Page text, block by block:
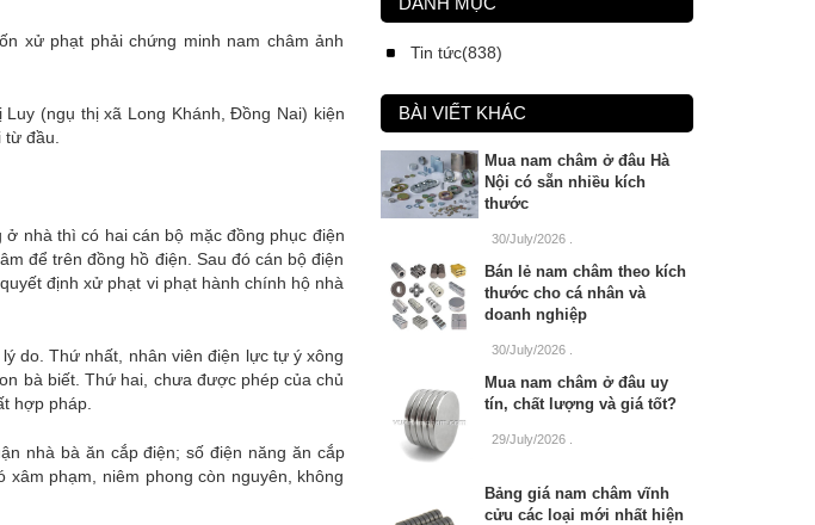
xử phạt phải chứng minh nam châm ảnh
(ngụ thị xã Long Khánh, Đồng Nai) kiện
đầu.
nhà thì có hai cán bộ mặc đồng phục điện
để trên đồng hồ điện. Sau đó cán bộ điện
định xử phạt vi phạt hành chính hộ nhà
do. Thứ nhất, nhân viên điện lực tự ý xông
bà biết. Thứ hai, chưa được phép của chủ
hợp pháp.
nhà bà ăn cắp điện; số điện năng ăn cắp
phạm, niêm phong còn nguyên, không
Tin tức(838)
BÀI VIẾT KHÁC
Mua nam châm ở đâu Hà
Nội có sẵn nhiều kích
thước
30/July/2026
Bán lẻ nam châm theo kích
thước cho cá nhân và
doanh nghiệp
30/July/2026
Mua nam châm ở đâu uy
tín, chất lượng và giá tốt?
29/July/2026
Bảng giá nam châm vĩnh
cửu các loại mới nhất hiện